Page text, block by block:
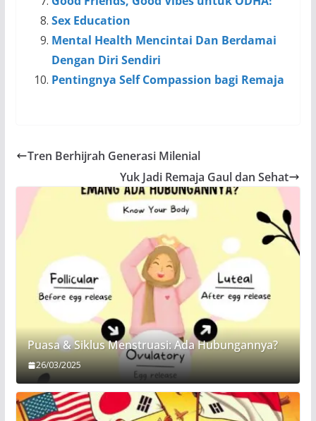
Sex Education
Mental Health Mencintai Dan Berdamai
Dengan Diri Sendiri
Pentingnya Self Compassion bagi Remaja
Tren Berhijrah Generasi Milenial
Yuk Jadi Remaja Gaul dan Sehat
Puasa & Siklus Menstruasi: Ada Hubungannya?
26/03/2025